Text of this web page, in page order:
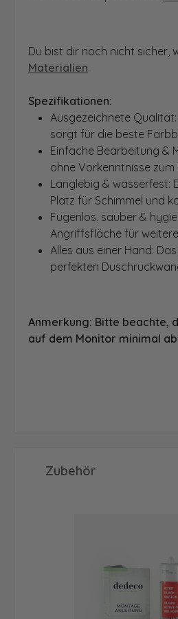
Du bist dir noch nicht sicher,
Materialien.
Spezifikationen:
Ausgezeichnete
sorgt für die beste
Einfache Bearbeitung &
ohne Vorkenntnisse zum
Langlebig & wasserfest:
Platz für Schimmel und
Fugenlos, sauber &
Angriffsfläche für
Alles aus einer Hand:
perfekten
Anmerkung: Bitte beachte,
auf dem Monitor minimal
Produktgalerie
Zubehör